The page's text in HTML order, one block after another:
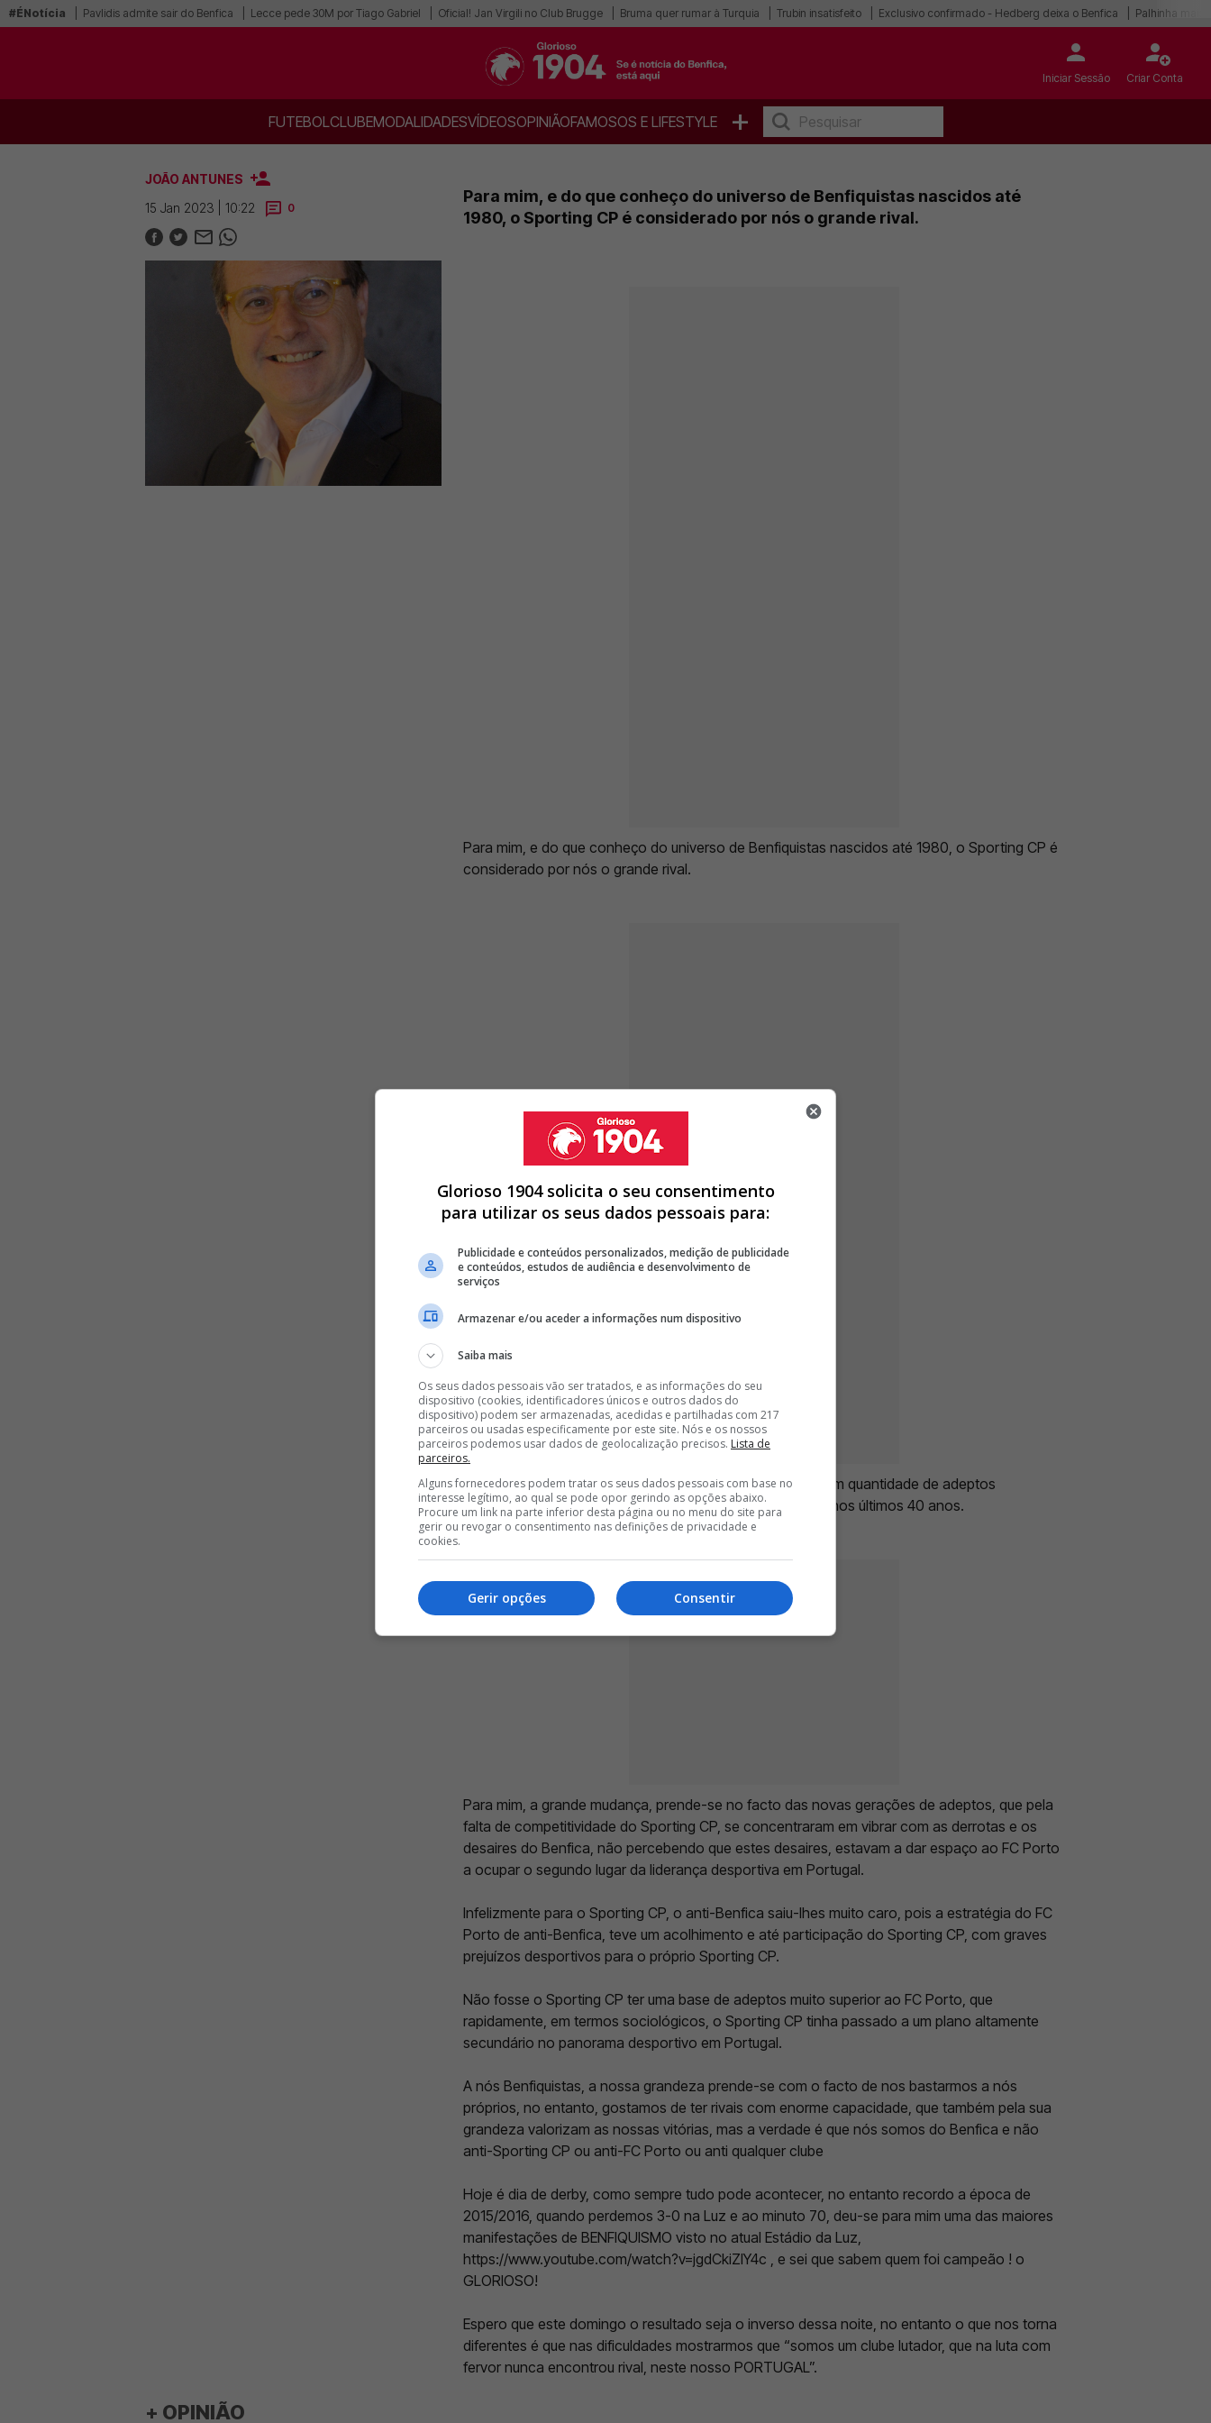
#ÉNotícia Pavlidis admite sair do Benfica Lecce pede 30M por Tiago Gabriel Oficial! Jan Virgili no Club Brugge Bruma quer rumar à Turquia Trubin insatisfeito Exclusivo confirmado - Hedberg deixa o Benfica Palhinha mais
Iniciar Sessão Criar Conta
FUTEBOLCLUBEMODALIDADESVÍDEOSOPINIÃOFAMOSOS E LIFESTYLE +
JOÃO ANTUNES
15 Jan 2023 | 10:22
0
Para mim, e do que conheço do universo de Benfiquistas nascidos até
1980, o Sporting CP é considerado por nós o grande rival.
Para mim, e do que conheço do universo de Benfiquistas nascidos até 1980, o Sporting CP é
considerado por nós o grande rival.
Sociologicamente, ainda hoje é o que se aproxima mais em quantidade de adeptos
espalhados pelo país, no entanto, muito mudou este rival nos últimos 40 anos.
Para mim, a grande mudança, prende-se no facto das novas gerações de adeptos, que pela
falta de competitividade do Sporting CP, se concentraram em vibrar com as derrotas e os
desaires do Benfica, não percebendo que estes desaires, estavam a dar espaço ao FC Porto
a ocupar o segundo lugar da liderança desportiva em Portugal.
Infelizmente para o Sporting CP, o anti-Benfica saiu-lhes muito caro, pois a estratégia do FC
Porto de anti-Benfica, teve um acolhimento e até participação do Sporting CP, com graves
prejuízos desportivos para o próprio Sporting CP.
Não fosse o Sporting CP ter uma base de adeptos muito superior ao FC Porto, que
rapidamente, em termos sociológicos, o Sporting CP tinha passado a um plano altamente
secundário no panorama desportivo em Portugal.
A nós Benfiquistas, a nossa grandeza prende-se com o facto de nos bastarmos a nós
próprios, no entanto, gostamos de ter rivais com enorme capacidade, que também pela sua
grandeza valorizam as nossas vitórias, mas a verdade é que nós somos do Benfica e não
anti-Sporting CP ou anti-FC Porto ou anti qualquer clube
Hoje é dia de derby, como sempre tudo pode acontecer, no entanto recordo a época de
2015/2016, quando perdemos 3-0 na Luz e ao minuto 70, deu-se para mim uma das maiores
manifestações de BENFIQUISMO visto no atual Estádio da Luz,
https://www.youtube.com/watch?v=jgdCkiZlY4c , e sei que sabem quem foi campeão ! o
GLORIOSO!
Espero que este domingo o resultado seja o inverso dessa noite, no entanto o que nos torna
diferentes é que nas dificuldades mostrarmos que “somos um clube lutador, que na luta com
fervor nunca encontrou rival, neste nosso PORTUGAL”.
+ OPINIÃO
Glorioso 1904 solicita o seu consentimento
para utilizar os seus dados pessoais para:
Publicidade e conteúdos personalizados, medição de publicidade
e conteúdos, estudos de audiência e desenvolvimento de
serviços
Armazenar e/ou aceder a informações num dispositivo
Saiba mais
Os seus dados pessoais vão ser tratados, e as informações do seu
dispositivo (cookies, identificadores únicos e outros dados do
dispositivo) podem ser armazenadas, acedidas e partilhadas com 217
parceiros ou usadas especificamente por este site. Nós e os nossos
parceiros podemos usar dados de geolocalização precisos. Lista de
parceiros.
Alguns fornecedores podem tratar os seus dados pessoais com base no
interesse legítimo, ao qual se pode opor gerindo as opções abaixo.
Procure um link na parte inferior desta página ou no menu do site para
gerir ou revogar o consentimento nas definições de privacidade e
cookies.
Consentir
Gerir opções